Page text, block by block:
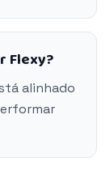
Flexy?
alinhado